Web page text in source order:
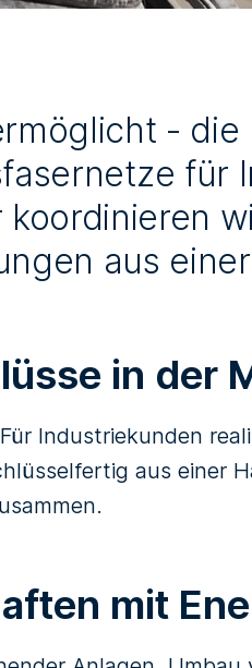
- die
für
aus
in der
Industriekunden
aus einer
mit